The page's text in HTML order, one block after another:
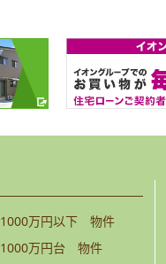
1000万円以下 物件
1000万円台 物件